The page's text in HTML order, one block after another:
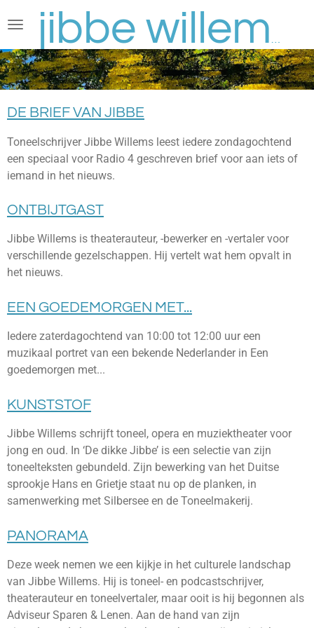
direct
naar
de
hoofdinhoud
DE BRIEF VAN JIBBE
Toneelschrijver Jibbe Willems leest iedere zondagochtend
een speciaal voor Radio 4 geschreven brief voor aan iets of
iemand in het nieuws.
ONTBIJTGAST
Jibbe Willems is theaterauteur, -bewerker en -vertaler voor
verschillende gezelschappen. Hij vertelt wat hem opvalt in
het nieuws.
EEN GOEDEMORGEN MET...
Iedere zaterdagochtend van 10:00 tot 12:00 uur een
muzikaal portret van een bekende Nederlander in Een
goedemorgen met...
KUNSTSTOF
Jibbe Willems schrijft toneel, opera en muziektheater voor
jong en oud. In ‘De dikke Jibbe’ is een selectie van zijn
toneelteksten gebundeld. Zijn bewerking van het Duitse
sprookje Hans en Grietje staat nu op de planken, in
samenwerking met Silbersee en de Toneelmakerij.
PANORAMA
Deze week nemen we een kijkje in het culturele landschap
van Jibbe Willems. Hij is toneel- en podcastschrijver,
theaterauteur en toneelvertaler, maar ooit is hij begonnen als
Adviseur Sparen & Lenen. Aan de hand van zijn